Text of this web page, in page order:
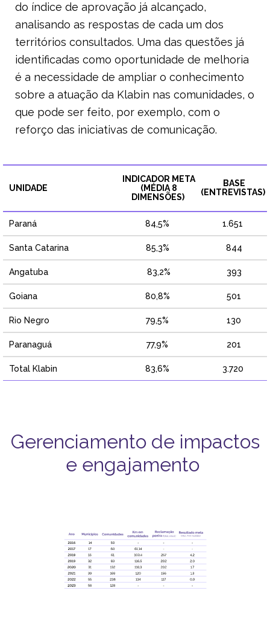
do índice de aprovação já alcançado,
analisando as respostas de cada um dos
territórios consultados. Uma das questões já
identificadas como oportunidade de melhoria
é a necessidade de ampliar o conhecimento
sobre a atuação da Klabin nas comunidades, o
que pode ser feito, por exemplo, com o
reforço das iniciativas de comunicação.
UNIDADE
INDICADOR META
(MÉDIA 8
DIMENSÕES)
BASE
(ENTREVISTAS)
Paraná 84,5% 1.651
Santa Catarina 85,3% 844
Angatuba 83,2% 393
Goiana 80,8% 501
Rio Negro 79,5% 130
Paranaguá 77,9% 201
Total Klabin 83,6% 3.720
Gerenciamento de impactos
e engajamento